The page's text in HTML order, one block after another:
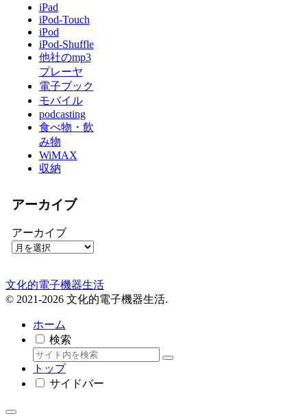
iPad
iPod-Touch
iPod
iPod-Shuffle
他社のmp3
プレーヤ
電子ブック
モバイル
podcasting
食べ物・飲
み物
WiMAX
収納
アーカイブ
アーカイブ
文化的電子機器生活
© 2021-2026 文化的電子機器生活.
ホーム
検索
トップ
サイドバー